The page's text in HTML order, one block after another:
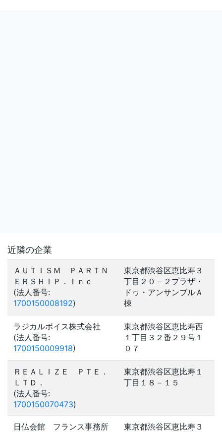
近隣の企業
ＡＵＴＩＳＭ ＰＡＲＴＮ
ＥＲＳＨＩＰ．Ｉｎｃ
(法人番号:
1700150008192)
東京都渋谷区恵比寿３
丁目２０－２プラザ・
ドゥ・アンサンブルＡ
棟
ラジカルボイス株式会社
(法人番号:
1700150009918)
東京都渋谷区恵比寿西
１丁目３２番２９号１
０７
ＲＥＡＬＩＺＥ ＰＴＥ．
ＬＴＤ．
(法人番号:
1700150070473)
東京都渋谷区恵比寿１
丁目１８－１５
日仏会館 フランス事務所
東京都渋谷区恵比寿３